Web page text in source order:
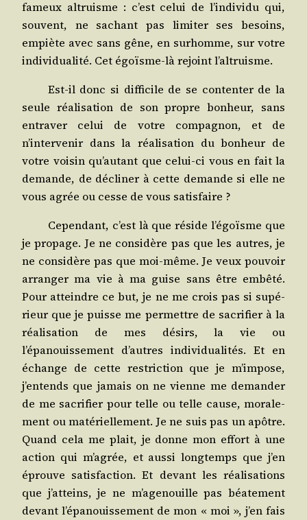
fameux altruisme : c’est celui de l’individu qui,
sou­vent, ne sachant pas limi­ter ses besoins,
empiète avec sans gêne, en sur­homme, sur votre
indi­vi­dua­li­té. Cet égoïsme-là rejoint l’altruisme.
Est-il donc si dif­fi­cile de se conten­ter de la
seule réa­li­sa­tion de son propre bon­heur, sans
entra­ver celui de votre com­pa­gnon, et de
n’intervenir dans la réa­li­sa­tion du bon­heur de
votre voi­sin qu’autant que celui-ci vous en fait la
demande, de décli­ner à cette demande si elle ne
vous agrée ou cesse de vous satisfaire ?
Cepen­dant, c’est là que réside l’égoïsme que
je pro­page. Je ne consi­dère pas que les autres, je
ne consi­dère pas que moi-même. Je veux pou­voir
arran­ger ma vie à ma guise sans être embê­té.
Pour atteindre ce but, je ne me crois pas si supé­
rieur que je puisse me per­mettre de sacri­fier à la
réa­li­sa­tion de mes dési­rs, la vie ou
l’épanouissement d’autres indi­vi­dua­li­tés. Et en
échange de cette res­tric­tion que je m’impose,
j’entends que jamais on ne vienne me deman­der
de me sacri­fier pour telle ou telle cause, mora­le­
ment ou maté­riel­le­ment. Je ne suis pas un apôtre.
Quand cela me plait, je donne mon effort à une
action qui m’agrée, et aus­si long­temps que j’en
éprouve satis­fac­tion. Et devant les réa­li­sa­tions
que j’atteins, je ne m’agenouille pas béa­te­ment
devant l’épanouissement de mon « moi », j’en fais